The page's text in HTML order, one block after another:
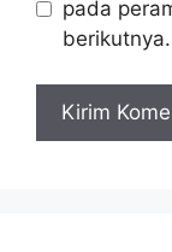
pada
berikutnya.